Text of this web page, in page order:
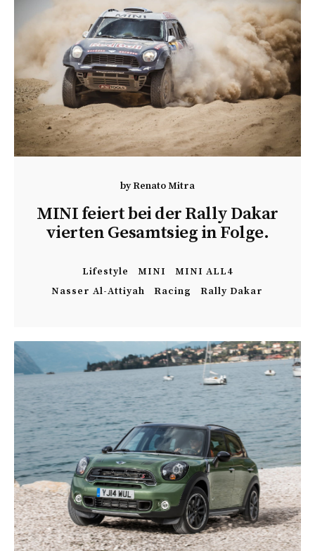
byRenato Mitra
MINI feiert bei der Rally Dakar
vierten Gesamtsieg in Folge.
Lifestyle MINI
MINI ALL4
Nasser Al-Attiyah
Racing Rally Dakar